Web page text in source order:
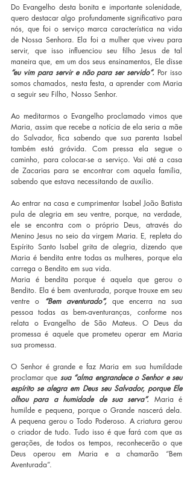
Do Evangelho desta bonita e importante solenidade,
quero destacar algo profundamente significativo para
nós, que foi o serviço marca característica na vida
de Nossa Senhora. Ela foi a mulher que viveu para
servir, que isso influenciou seu filho Jesus de tal
“eu vim para servir e não para ser servido”. Por isso
somos chamados, nesta festa, a aprender com Maria
a seguir seu Filho, Nosso Senhor.
Ao meditarmos o Evangelho proclamado vimos que
Maria, assim que recebe a notícia de ela seria a mãe
do Salvador, fica sabendo que sua parenta Isabel
também está grávida. Com pressa ela segue o
caminho, para colocar-se a serviço. Vai até a casa
de Zacarias para se encontrar com aquela família,
sabendo que estava necessitando de auxílio.
Ao entrar na casa e cumprimentar Isabel João Batista
pula de alegria em seu ventre, porque, na verdade,
ele se encontra com o próprio Deus, através do
Menino Jesus no seio da virgem Maria. E, repleta do
Espírito Santo Isabel grita de alegria, dizendo que
Maria é bendita entre todas as mulheres, porque ela
carrega o Bendito em sua vida.
Maria é bendita porque é aquela que gerou o
Bendito. Ela é bem aventurada, porque trouxe em seu
ventre o
“Bem aventurado”, que encerra na sua
pessoa todas as bem-aventuranças, conforme nos
relata o Evangelho de São Mateus. O Deus da
promessa é aquele que prometeu operar em Maria
sua promessa.
O Senhor é grande e faz Maria em sua humildade
proclamar que sua “alma engrandece o Senhor e seu
espírito se alegra em Deus seu Salvador, porque Ele
olhou para a humidade de sua serva”. Maria é
humilde e pequena, porque o Grande nascerá dela.
A pequena gerou o Todo Poderoso. A criatura gerou
o criador de tudo. Tudo isso é que fará com que as
gerações, de todos os tempos, reconhecerão o que
Deus operou em Maria e a chamarão “Bem
Aventurada”.